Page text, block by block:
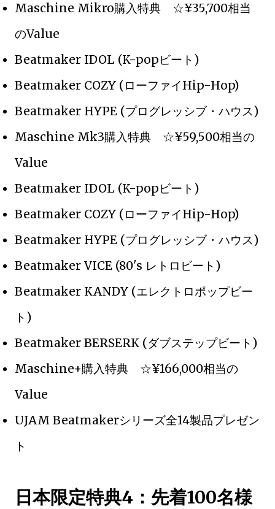
Maschine Mikro購入特典 ☆¥35,700相当
のValue
Beatmaker IDOL (K-popビート)
Beatmaker COZY (ローファイHip-Hop)
Beatmaker HYPE (プログレッシブ・ハウス)
Maschine Mk3購入特典 ☆¥59,500相当の
Value
Beatmaker IDOL (K-popビート)
Beatmaker COZY (ローファイHip-Hop)
Beatmaker HYPE (プログレッシブ・ハウス)
Beatmaker VICE (80's レトロビート)
Beatmaker KANDY (エレクトロポップビー
ト)
Beatmaker BERSERK (ダブステップビート)
Maschine+購入特典 ☆¥166,000相当の
Value
UJAM Beatmakerシリーズ全14製品プレゼン
ト
日本限定特典4：先着100名様